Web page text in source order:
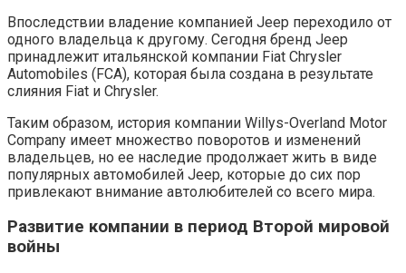
Впоследствии владение компанией Jeep переходило от
одного владельца к другому. Сегодня бренд Jeep
принадлежит итальянской компании Fiat Chrysler
Automobiles (FCA), которая была создана в результате
слияния Fiat и Chrysler.
Таким образом, история компании Willys-Overland Motor
Company имеет множество поворотов и изменений
владельцев, но ее наследие продолжает жить в виде
популярных автомобилей Jeep, которые до сих пор
привлекают внимание автолюбителей со всего мира.
Развитие компании в период Второй мировой
войны